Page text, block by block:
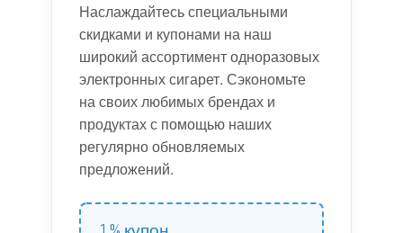
Наслаждайтесь специальными
скидками и купонами на наш
широкий ассортимент одноразовых
электронных сигарет. Сэкономьте
на своих любимых брендах и
продуктах с помощью наших
регулярно обновляемых
предложений.